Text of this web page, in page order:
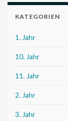
KATEGORIEN
1. Jahr
10. Jahr
11. Jahr
2. Jahr
3. Jahr